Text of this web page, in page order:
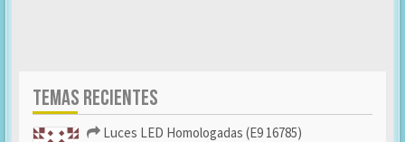
TEMAS RECIENTES
Luces LED Homologadas (E9 16785)